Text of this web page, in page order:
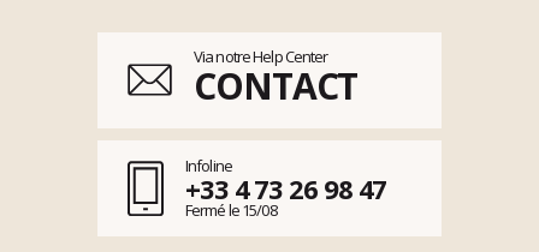
Via notre Help Center
CONTACT
Infoline
+33 4 73 26 98 47
Fermé le 15/08